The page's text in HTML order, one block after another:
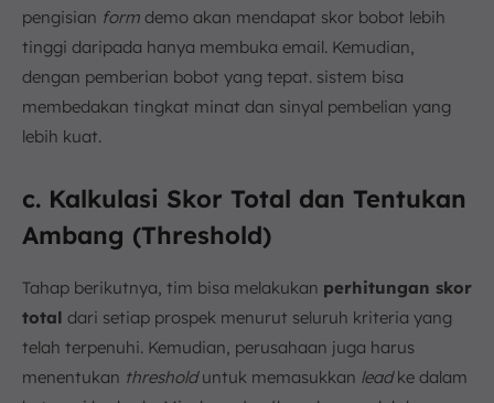
pengisian form demo akan mendapat skor bobot lebih
tinggi daripada hanya membuka email. Kemudian,
dengan pemberian bobot yang tepat. sistem bisa
membedakan tingkat minat dan sinyal pembelian yang
lebih kuat.
c. Kalkulasi Skor Total dan Tentukan
Ambang (Threshold)
Tahap berikutnya, tim bisa melakukan perhitungan skor
total dari setiap prospek menurut seluruh kriteria yang
telah terpenuhi. Kemudian, perusahaan juga harus
menentukan thresholduntuk memasukkan leadke dalam